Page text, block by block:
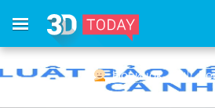
Новичок